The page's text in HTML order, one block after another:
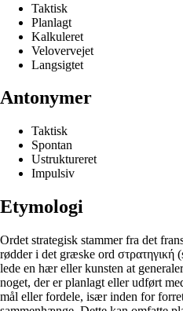
Taktisk
Planlagt
Kalkuleret
Velovervejet
Langsigtet
Antonymer
Taktisk
Spontan
Ustruktureret
Impulsiv
Etymologi
Ordet strategisk stammer fra det
rødder i det græske ord στρατηγική
lede en hær eller kunsten at
noget, der er planlagt eller udført
mål eller fordele, især inden for